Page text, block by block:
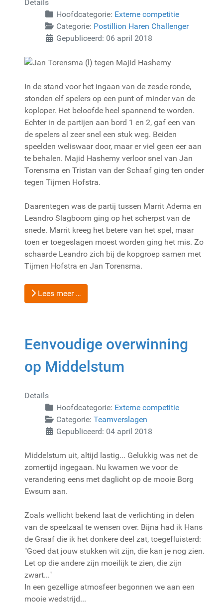
Details
Hoofdcategorie: Externe competitie
Categorie: Postillion Haren Challenger
Gepubliceerd: 06 april 2018
In de stand voor het ingaan van de zesde ronde,
stonden elf spelers op een punt of minder van de
koploper. Het beloofde heel spannend te worden.
Echter in de partijen aan bord 1 en 2, gaf een van
de spelers al zeer snel een stuk weg. Beiden
speelden weliswaar door, maar er viel geen eer aan
te behalen. Majid Hashemy verloor snel van Jan
Torensma en Tristan van der Schaaf ging ten onder
tegen Tijmen Hofstra.
Daarentegen was de partij tussen Marrit Adema en
Leandro Slagboom ging op het scherpst van de
snede. Marrit kreeg het betere van het spel, maar
toen er toegeslagen moest worden ging het mis. Zo
schaarde Leandro zich bij de kopgroep samen met
Tijmen Hofstra en Jan Torensma.
Lees meer …
Eenvoudige overwinning
op Middelstum
Details
Hoofdcategorie: Externe competitie
Categorie: Teamverslagen
Gepubliceerd: 04 april 2018
Middelstum uit, altijd lastig... Gelukkig was net de
zomertijd ingegaan. Nu kwamen we voor de
verandering eens met daglicht op de mooie Borg
Ewsum aan.
Zoals wellicht bekend laat de verlichting in delen
van de speelzaal te wensen over. Bijna had ik Hans
de Graaf die ik het donkere deel zat, toegefluisterd:
"Goed dat jouw stukken wit zijn, die kan je nog zien.
Let op die andere zijn moeilijk te zien, die zijn
zwart..."
In een gezellige atmosfeer begonnen we aan een
mooie wedstrijd...